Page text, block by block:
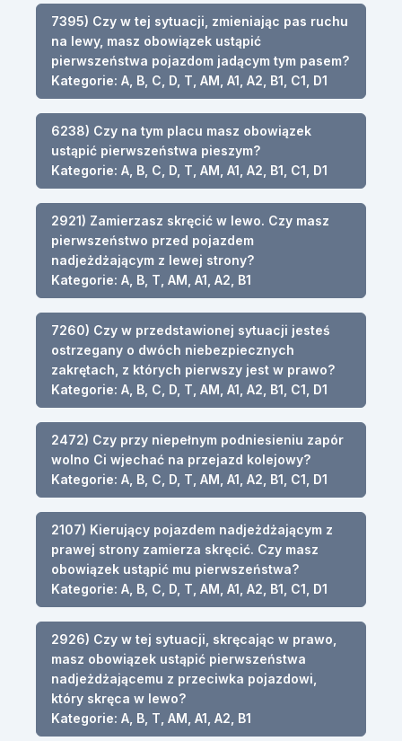
7395) Czy w tej sytuacji, zmieniając pas ruchu
na lewy, masz obowiązek ustąpić
pierwszeństwa pojazdom jadącym tym pasem?
Kategorie: A, B, C, D, T, AM, A1, A2, B1, C1, D1
6238) Czy na tym placu masz obowiązek
ustąpić pierwszeństwa pieszym?
Kategorie: A, B, C, D, T, AM, A1, A2, B1, C1, D1
2921) Zamierzasz skręcić w lewo. Czy masz
pierwszeństwo przed pojazdem
nadjeżdżającym z lewej strony?
Kategorie: A, B, T, AM, A1, A2, B1
7260) Czy w przedstawionej sytuacji jesteś
ostrzegany o dwóch niebezpiecznych
zakrętach, z których pierwszy jest w prawo?
Kategorie: A, B, C, D, T, AM, A1, A2, B1, C1, D1
2472) Czy przy niepełnym podniesieniu zapór
wolno Ci wjechać na przejazd kolejowy?
Kategorie: A, B, C, D, T, AM, A1, A2, B1, C1, D1
2107) Kierujący pojazdem nadjeżdżającym z
prawej strony zamierza skręcić. Czy masz
obowiązek ustąpić mu pierwszeństwa?
Kategorie: A, B, C, D, T, AM, A1, A2, B1, C1, D1
2926) Czy w tej sytuacji, skręcając w prawo,
masz obowiązek ustąpić pierwszeństwa
nadjeżdżającemu z przeciwka pojazdowi,
który skręca w lewo?
Kategorie: A, B, T, AM, A1, A2, B1